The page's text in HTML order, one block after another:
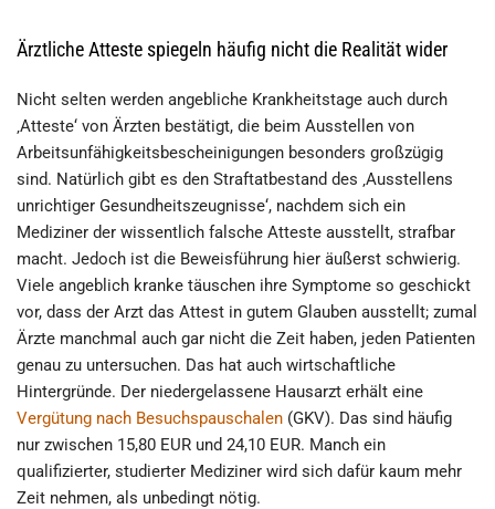
Ärztliche Atteste spiegeln häufig nicht die Realität wider
Nicht selten werden angebliche Krankheitstage auch durch
‚Atteste‘ von Ärzten bestätigt, die beim Ausstellen von
Arbeitsunfähigkeitsbescheinigungen besonders großzügig
sind. Natürlich gibt es den Straftatbestand des ‚Ausstellens
unrichtiger Gesundheitszeugnisse‘, nachdem sich ein
Mediziner der wissentlich falsche Atteste ausstellt, strafbar
macht. Jedoch ist die Beweisführung hier äußerst schwierig.
Viele angeblich kranke täuschen ihre Symptome so geschickt
vor, dass der Arzt das Attest in gutem Glauben ausstellt; zumal
Ärzte manchmal auch gar nicht die Zeit haben, jeden Patienten
genau zu untersuchen. Das hat auch wirtschaftliche
Hintergründe. Der niedergelassene Hausarzt erhält eine
Vergütung nach Besuchspauschalen (GKV). Das sind häufig
nur zwischen 15,80 EUR und 24,10 EUR. Manch ein
qualifizierter, studierter Mediziner wird sich dafür kaum mehr
Zeit nehmen, als unbedingt nötig.